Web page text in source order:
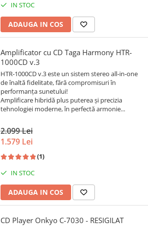
IN STOC
ADAUGA IN COS
Amplificator cu CD Taga Harmony HTR-
1000CD v.3
HTR-1000CD v.3 este un sistem stereo all-in-one
de înaltă fidelitate, fără compromisuri în
performanța sunetului!
Amplificare hibridă plus puterea și precizia
tehnologiei moderne, în perfectă armonie...
2.099 Lei
1.579 Lei
(1)
IN STOC
ADAUGA IN COS
CD Player Onkyo C-7030 - RESIGILAT